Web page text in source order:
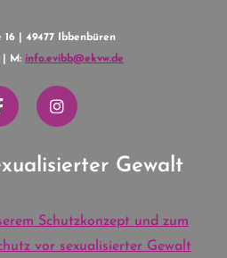
16 | 49477 Ibbenbüren
| M: info.evibb@ekvw.de
Gewalt
Schutzkonzept und zum
vor sexualisierter Gewalt